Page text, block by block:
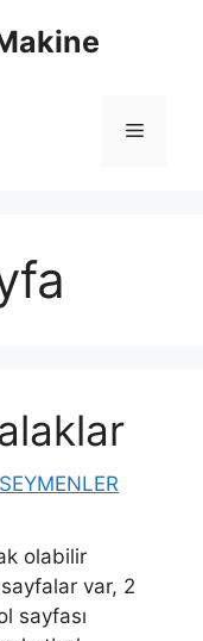
Menü
olabilir
var, 2
sayfası